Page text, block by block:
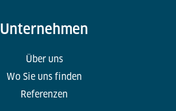
Unternehmen
Über uns
Wo Sie uns finden
Referenzen